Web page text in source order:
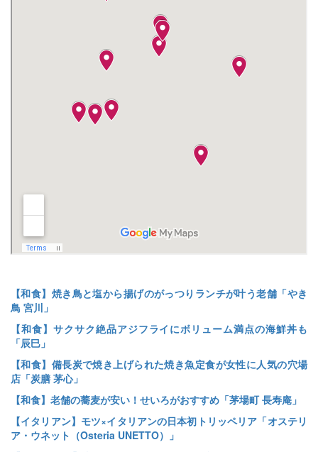
【和食】焼き鳥と塩から揚げのがっつりランチが叶う老舗「やき
鳥 宮川」
【和食】サクサク絶品アジフライにボリューム満点の海鮮丼も
「辰巳」
【和食】備長炭で焼き上げられた焼き魚定食が女性に人気の穴場
店「炭膳 茅心」
【和食】老舗の蕎麦が安い！せいろがおすすめ「茅場町 長寿庵」
【イタリアン】モツ×イタリアンの日本初トリッペリア「オステリ
ア・ウネット（Osteria UNETTO）」